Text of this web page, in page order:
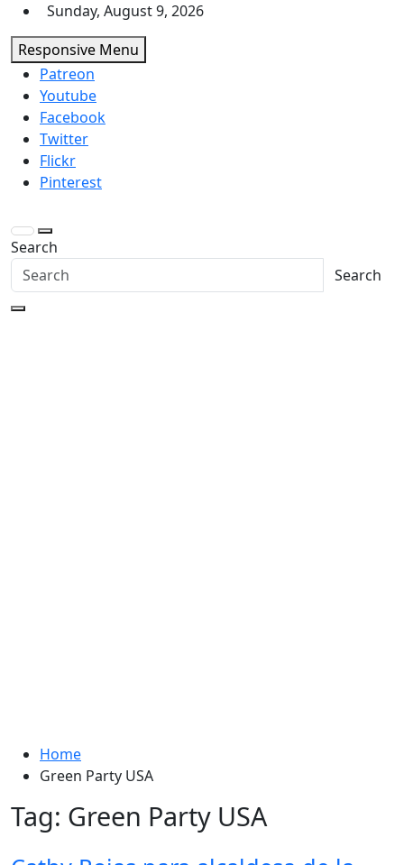
Skip
to
content
Sunday, August 9, 2026
Responsive Menu
Patreon
Youtube
Facebook
Twitter
Flickr
Pinterest
Search
Search
Home
Green Party USA
Tag: Green Party USA